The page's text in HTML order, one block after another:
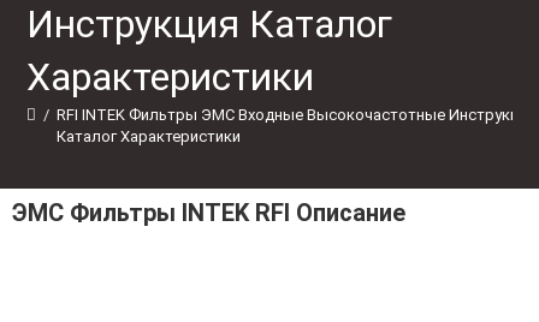
Инструкция Каталог
Характеристики
/ RFI INTEK Фильтры ЭМС Входные Высокочастотные Инструкция
Каталог Характеристики
ЭМС Фильтры INTEK RFI Описание